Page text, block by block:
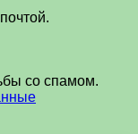
со спамом.